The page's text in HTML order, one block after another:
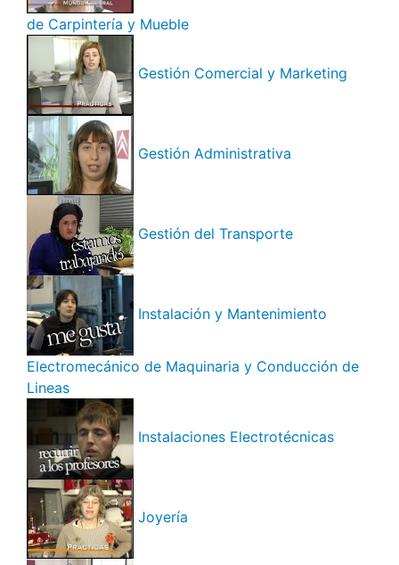
de Carpintería y Mueble
Gestión Comercial y Marketing
Gestión Administrativa
Gestión del Transporte
Instalación y Mantenimiento
Electromecánico de Maquinaria y Conducción de
Lineas
Instalaciones Electrotécnicas
Joyería